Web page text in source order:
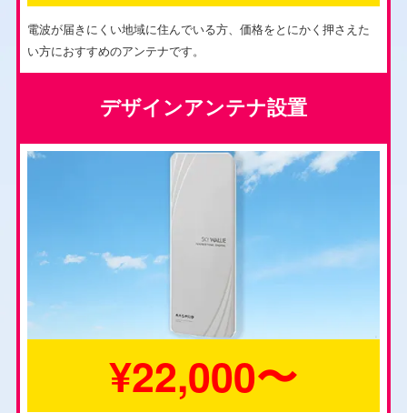
電波が届きにくい地域に住んでいる方、価格をとにかく押さえた
い方におすすめのアンテナです。
デザインアンテナ設置
¥22,000〜